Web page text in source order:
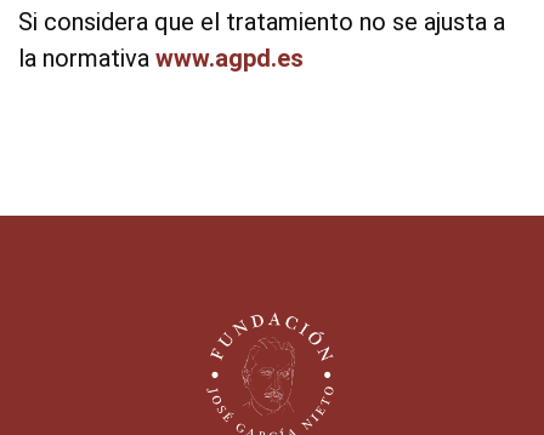
Si considera que el tratamiento no se ajusta a
la normativa www.agpd.es